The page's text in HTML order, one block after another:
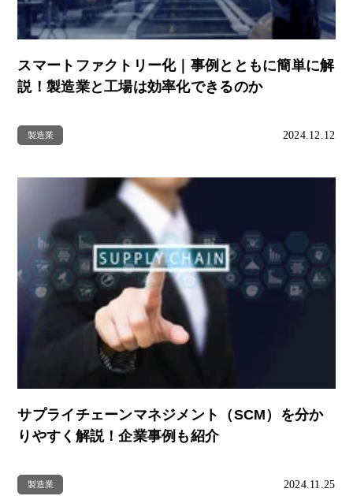
スマートファクトリー化｜事例とともに簡単に解
説！製造業と工場は効率化できるのか
製造業 2024.12.12
サプライチェーンマネジメント（SCM）を分か
りやすく解説！企業事例も紹介
製造業 2024.11.25